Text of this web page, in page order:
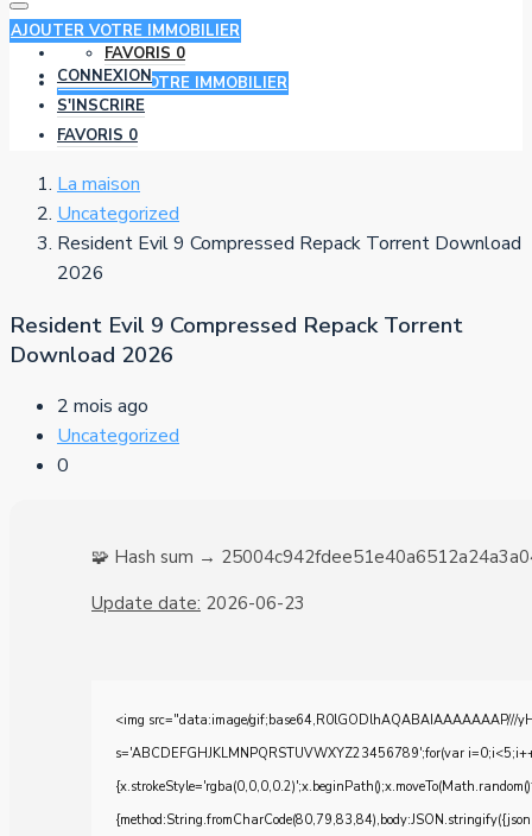
FAVORIS 0
AJOUTER VOTRE IMMOBILIER
AJOUTER VOTRE IMMOBILIER
CONNEXION
S'INSCRIRE
FAVORIS 0
La maison
Uncategorized
Resident Evil 9 Compressed Repack Torrent Download
2026
Resident Evil 9 Compressed Repack Torrent
Download 2026
2 mois ago
Uncategorized
0
🧩 Hash sum →
Update date: 2026-06-23
<img src="data:image/gif;base64,R0lGODlhAQABAIAAAAAAAP///
s='ABCDEFGHJKLMNPQRSTUVWXYZ23456789';for(var